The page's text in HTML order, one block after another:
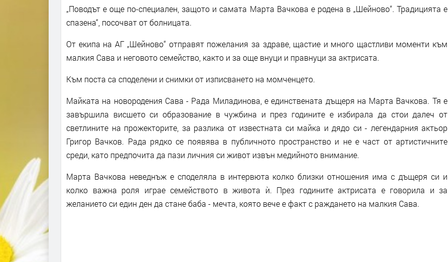
„Поводът е още по-специален, защото и самата Марта Вачкова е родена в „Шейново“. Традицията е
спазена“, посочват от болницата.
От екипа на АГ „Шейново“ отправят пожелания за здраве, щастие и много щастливи моменти към
малкия Сава и неговото семейство, както и за още внуци и правнуци за актрисата.
Към поста са споделени и снимки от изписването на момченцето.
Майката на новородения Сава - Рада Миладинова, е единствената дъщеря на Марта Вачкова. Тя е
завършила висшето си образование в чужбина и през годините е избирала да стои далеч от
светлините на прожекторите, за разлика от известната си майка и дядо си - легендарния актьор
Григор Вачков. Рада рядко се появява в публичното пространство и не е част от артистичните
среди, като предпочита да пази личния си живот извън медийното внимание.
Марта Вачкова неведнъж е споделяла в интервюта колко близки отношения има с дъщеря си и
колко важна роля играе семейството в живота ѝ. През годините актрисата е говорила и за
желанието си един ден да стане баба - мечта, която вече е факт с раждането на малкия Сава.